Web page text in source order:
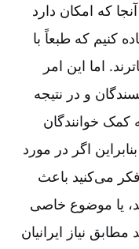
که امکان دارد
کنیم که طبعاً با
اما این امر
و در نتیجه
کمک خوانندگان
اگر در مورد
می‌کنید باعث
یا موضوع خاصی
نیاز ایرانیان